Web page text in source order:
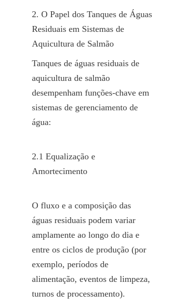
2. O Papel dos Tanques de Águas
Residuais em Sistemas de
Aquicultura de Salmão
Tanques de águas residuais de
aquicultura de salmão
desempenham funções-chave em
sistemas de gerenciamento de
água:
2.1 Equalização e
Amortecimento
O fluxo e a composição das
águas residuais podem variar
amplamente ao longo do dia e
entre os ciclos de produção (por
exemplo, períodos de
alimentação, eventos de limpeza,
turnos de processamento).